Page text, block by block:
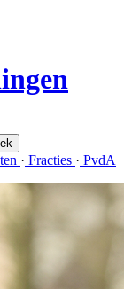
· Fracties · PvdA